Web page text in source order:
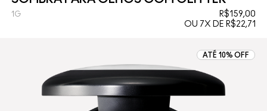
R$159,00
OU 7X DE R$22,71
1G
ATÉ 10% OFF